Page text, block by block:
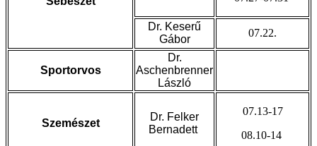
Dr. Keserű
Gábor
07.22.
Sportorvos
Dr.
Aschenbrenner
László
Szemészet
Dr. Felker
Bernadett
07.13-17
08.10-14